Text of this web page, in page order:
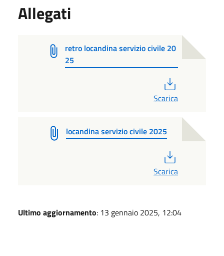
Allegati
retro locandina servizio civile 20
25
Scarica
locandina servizio civile 2025
Scarica
Ultimo aggiornamento: 13 gennaio 2025, 12:04